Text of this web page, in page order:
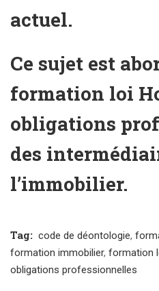
actuel.
Ce sujet est
formation loi
obligations
des
l’immobilier.
Tag: code de déontologie,
formation immobilier, formation
obligations professionnelles